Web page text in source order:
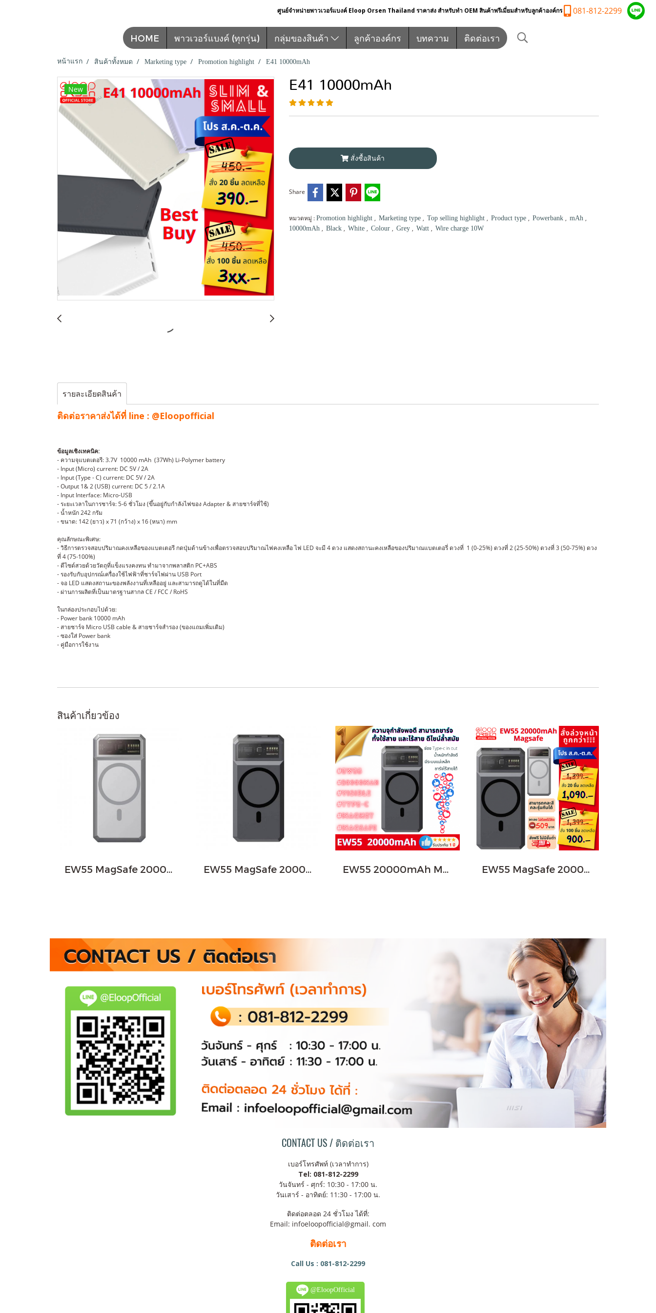
ศูนย์จำหน่ายพาวเวอร์แบงค์ Eloop Orsen Thailand ราคาส่ง สำหรับทำ OEM สินค้าพรีเมี่ยมสำหรับลูกค้าองค์กร 081-812-2299
HOME พาวเวอร์แบงค์ (ทุกรุ่น) กลุ่มของสินค้า ลูกค้าองค์กร บทความ ติดต่อเรา
หน้าแรก สินค้าทั้งหมด Marketing type Promotion highlight E41 10000mAh
New E41 10000mAh
สั่งซื้อสินค้า
Share
หมวดหมู่ : Promotion highlight , Marketing type , Top selling highlight , Product type , Powerbank , mAh ,
10000mAh , Black , White , Colour , Grey , Watt , Wire charge 10W
รายละเอียดสินค้า
ติดต่อราคาส่งได้ที่ line : @Eloopofficial
ข้อมูลเชิงเทคนิค:
- ความจุแบตเตอรี: 3.7V 10000 mAh (37Wh) Li-Polymer battery
- Input (Micro) current: DC 5V / 2A
- Input (Type - C) current: DC 5V / 2A
- Output 1& 2 (USB) current: DC 5 / 2.1A
- Input Interface: Micro-USB
- ระยะเวลาในการชาร์จ: 5-6 ชั่วโมง (ขึ้นอยู่กับกำลังไฟของ Adapter & สายชาร์จที่ใช้)
- น้ำหนัก 242 กรัม
- ขนาด: 142 (ยาว) x 71 (กว้าง) x 16 (หนา) mm
คุณลักษณะพิเศษ:
- วิธีการตรวจสอบปริมาณคงเหลือของแบตเตอรี กดปุ่มด้านข้างเพื่อตรวจสอบปริมาณไฟคงเหลือ ไฟ LED จะมี 4 ดวง แสดงสถานะคงเหลือของปริมาณแบตเตอรี่ ดวงที่ 1 (0-25%) ดวงที่ 2 (25-50%) ดวงที่ 3 (50-75%) ดวง
ที่ 4 (75-100%)
- ดีไซด์สวยด้วยวัตถุที่แข็งแรงคงทน ทำมาจากพลาสติก PC+ABS
- รองรับกับอุปกรณ์เครื่องใช้ไฟฟ้าที่ชาร์จไฟผ่าน USB Port
- จอ LED แสดงสถานะของพลังงานที่เหลืออยู่ และสามารถดูได้ในที่มืด
- ผ่านการผลิตที่เป็นมาตรฐานสากล CE / FCC / RoHS
ในกล่องประกอบไปด้วย:
- Power bank 10000 mAh
- สายชาร์จ Micro USB cable & สายชาร์จสำรอง (ของแถมเพิ่มเติม)
- ซองใส่ Power bank
- คู่มือการใช้งาน
สินค้าเกี่ยวข้อง
EW55 MagSafe 20000mAh EW55 MagSafe 20000mAh EW55 20000mAh MagSafe 20W EW55 MagSafe 20000mAh
CONTACT US / ติดต่อเรา
เบอร์โทรศัพท์ (เวลาทำการ)
Tel: 081-812-2299
วันจันทร์ - ศุกร์: 10:30 - 17:00 น.
วันเสาร์ - อาทิตย์: 11:30 - 17:00 น.
ติดต่อตลอด 24 ชั่วโมง ได้ที่:
Email: infoeloopofficial@gmail. com
ติดต่อเรา
Call Us : 081-812-2299
@EloopOfficial